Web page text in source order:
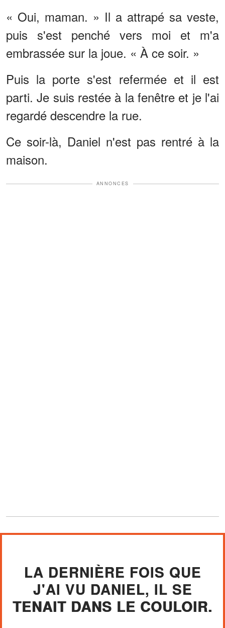
« Oui, maman. » Il a attrapé sa veste,
puis s'est penché vers moi et m'a
embrassée sur la joue. « À ce soir. »
Puis la porte s'est refermée et il est
parti. Je suis restée à la fenêtre et je l'ai
regardé descendre la rue.
Ce soir-là, Daniel n'est pas rentré à la
maison.
ANNONCES
LA DERNIÈRE FOIS QUE
J'AI VU DANIEL, IL SE
TENAIT DANS LE COULOIR.